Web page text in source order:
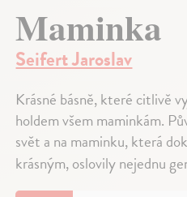
Maminka
Seifert Jaroslav
Krásné básně, které citlivě
holdem všem maminkám.
svět a na maminku, která
krásným, oslovily nejednu